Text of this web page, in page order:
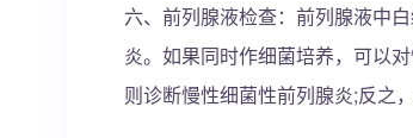
六、前列腺液检查：前列腺液中
炎。如果同时作细菌培养，可以
则诊断慢性细菌性前列腺炎;反之